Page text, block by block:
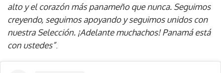
alto y el corazón más panameño que nunca. Seguimos
creyendo, seguimos apoyando y seguimos unidos con
nuestra Selección. ¡Adelante muchachos! Panamá está
con ustedes”.